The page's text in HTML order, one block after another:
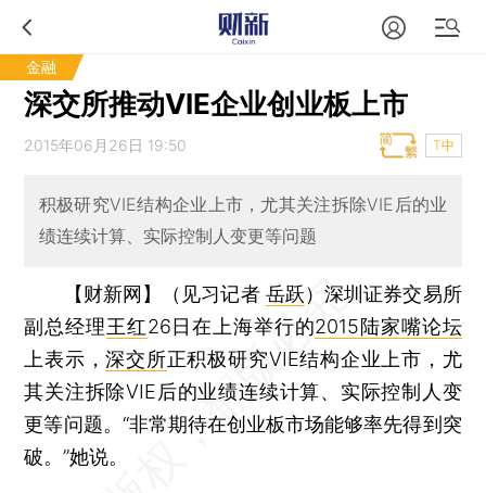
金融
深交所推动VIE企业创业板上市
2015年06月26日 19:50 T中
积极研究VIE结构企业上市，尤其关注拆除VIE后的业
绩连续计算、实际控制人变更等问题
【财新网】（见习记者 岳跃）深圳证券交易所
副总经理王红26日在上海举行的2015陆家嘴论坛
上表示，深交所正积极研究VIE结构企业上市，尤
其关注拆除VIE后的业绩连续计算、实际控制人变
更等问题。“非常期待在创业板市场能够率先得到突
破。”她说。